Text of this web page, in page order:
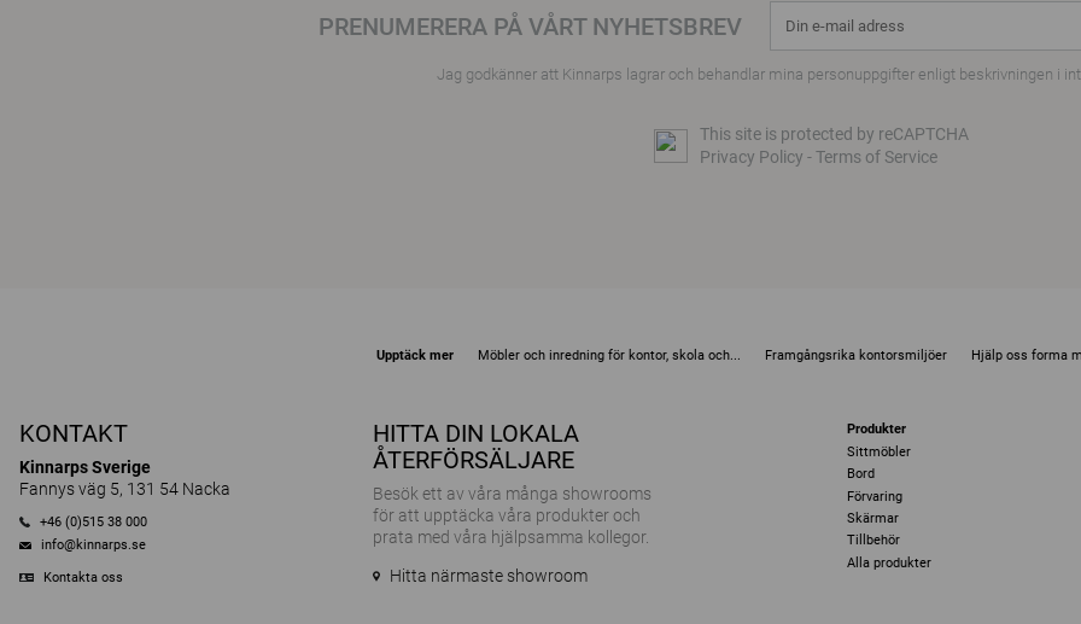
PRENUMERERA PÅ VÅRT NYHETSBREV
Jag godkänner att Kinnarps lagrar och behandlar mina personuppgifter enligt beskrivningen i
This site is protected by reCAPTCHA
Privacy Policy -Terms of Service
Upptäck mer Möbler och inredning för kontor, skola och... Framgångsrika kontorsmiljöer Hjälp oss forma
KONTAKT
Kinnarps Sverige
Fannys väg 5, 131 54 Nacka
+46 (0)515 38 000
info@kinnarps.se
Kontakta oss
HITTA DIN LOKALA
ÅTERFÖRSÄLJARE
Besök ett av våra många showrooms
för att upptäcka våra produkter och
prata med våra hjälpsamma kollegor.
Hitta närmaste showroom
Produkter
Sittmöbler
Bord
Förvaring
Skärmar
Tillbehör
Alla produkter